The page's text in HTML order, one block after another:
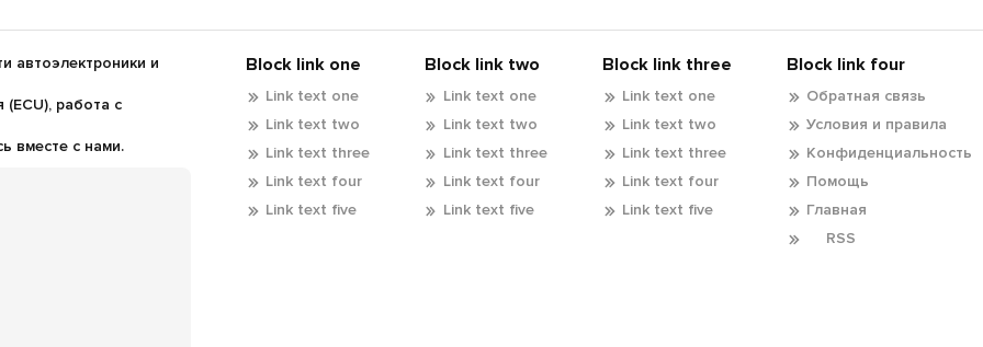
автоэлектроники и
работа с
вместе с нами.
Block link one
Link text one
Link text two
Link text three
Link text four
Link text five
Block link two
Link text one
Link text two
Link text three
Link text four
Link text five
Block link three
Link text one
Link text two
Link text three
Link text four
Link text five
Block link four
Обратная связь
Условия и правила
Конфиденциальность
Помощь
Главная
RSS